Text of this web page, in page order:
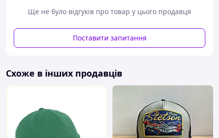
Цвет:Бежевий
головного убору являє собою виріб круглої форми з
підігнутим краєм, що не має козирку. Крій моделі дає
виготовлення докерки має сприяти захисту від холоду
та вітру в зимову пору року, а в літню — створювати
комфорт і перешкоджати впливу ультрафіолетових
променів.
Ще не було відгуків про товар у цього продавця
Поставити запитання
Схоже в інших продавців